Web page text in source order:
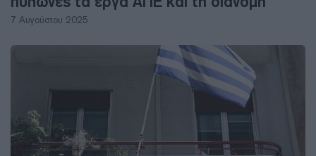
7 Αυγούστου 2025